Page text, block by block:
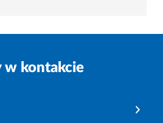
w kontakcie